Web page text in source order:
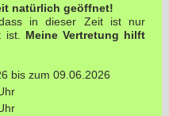
natürlich geöffnet!
in dieser Zeit ist nur
ist. Meine Vertretung hilft
bis zum 09.06.2026